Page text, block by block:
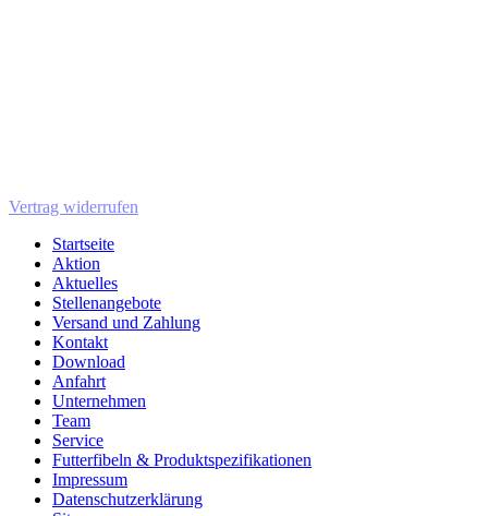
Vertrag widerrufen
Startseite
Aktion
Aktuelles
Stellenangebote
Versand und Zahlung
Kontakt
Download
Anfahrt
Unternehmen
Team
Service
Futterfibeln & Produktspezifikationen
Impressum
Datenschutzerklärung